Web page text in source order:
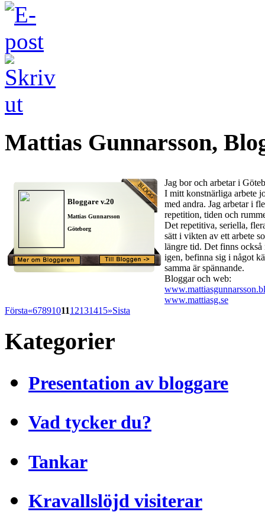
Mattias Gunnarsson,
Bloggare v.20
Mattias Gunnarsson
Göteborg
Jag bor och arbetar i
I mitt konstnärliga arbete
med andra. Jag arbetar i
repetition, tiden och
Det repetitiva, seriella,
sätt i vikten av ett arbete
längre tid. Det finns
igen, befinna sig i något
samma är spännande.
Bloggar och web:
www.mattiasg.se
Första«6789101112131415»Sista
Kategorier
Presentation av bloggare
Vad tycker du?
Tankar
Kravallslöjd visiterar